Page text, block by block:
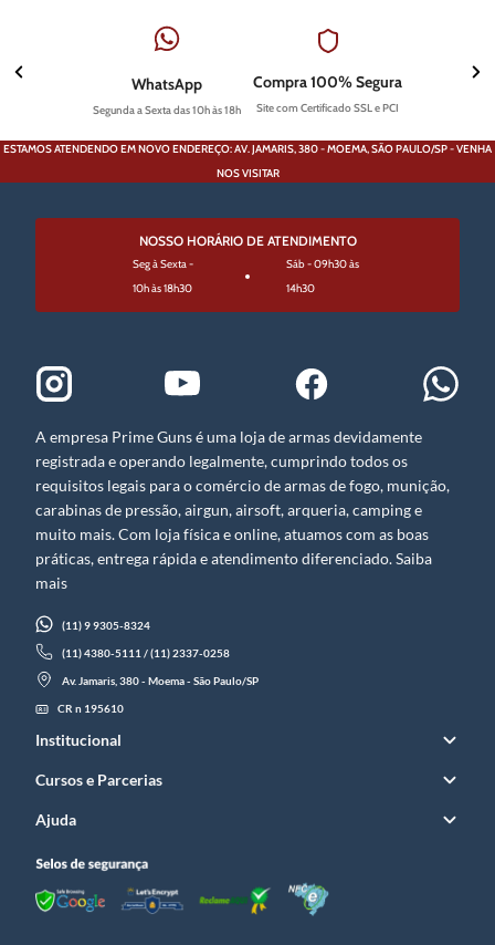
WhatsApp
Segunda a Sexta das 10h às 18h
Compra 100% Segura
Site com Certificado SSL e PCI
ESTAMOS ATENDENDO EM NOVO ENDEREÇO: AV. JAMARIS, 380 - MOEMA, SÃO PAULO/SP - VENHA
NOS VISITAR
NOSSO HORÁRIO DE ATENDIMENTO
Seg à Sexta -
10h às 18h30
Sáb - 09h30 às
14h30
A empresa Prime Guns é uma loja de armas devidamente
registrada e operando legalmente, cumprindo todos os
requisitos legais para o comércio de armas de fogo, munição,
carabinas de pressão, airgun, airsoft, arqueria, camping e
muito mais. Com loja física e online, atuamos com as boas
práticas, entrega rápida e atendimento diferenciado. Saiba
mais
(11) 9 9305-8324
(11) 4380-5111 / (11) 2337-0258
Av. Jamaris, 380 - Moema - São Paulo/SP
CR n 195610
Institucional
Cursos e Parcerias
Ajuda